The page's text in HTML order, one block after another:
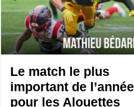
Le match le plus
important de l’année
pour les Alouettes